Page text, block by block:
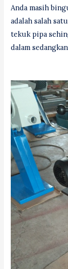
Anda masih
adalah salah
tekuk pipa
dalam